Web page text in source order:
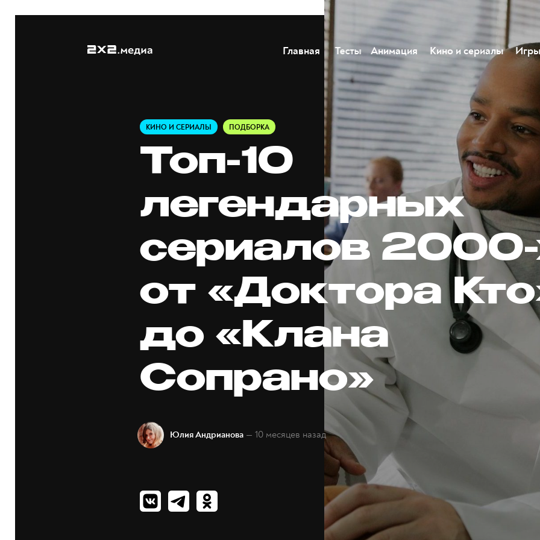
Главная Тесты Анимация Кино и сериалы Игры
КИНО И СЕРИАЛЫ ПОДБОРКА
Топ-10
легендарных
сериалов 2000-
от «Доктора
до «Клана
Сопрано»
Юлия Андрианова — 10 месяцев назад